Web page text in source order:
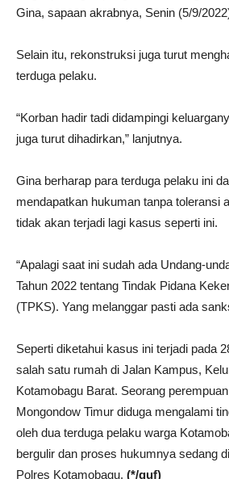
Gina, sapaan akrabnya, Senin (5/9/
Selain itu, rekonstruksi juga turut
terduga pelaku.
“Korban hadir tadi didampingi
juga turut dihadirkan,” lanjutnya.
Gina berharap para terduga pelaku ini
mendapatkan hukuman tanpa toleransi
tidak akan terjadi lagi kasus seperti ini.
“Apalagi saat ini sudah ada Undang-
Tahun 2022 tentang Tindak Pidana
(TPKS). Yang melanggar pasti ada
Seperti diketahui kasus ini terjadi pada
salah satu rumah di Jalan Kampus,
Kotamobagu Barat. Seorang
Mongondow Timur diduga mengalami
oleh dua terduga pelaku warga
bergulir dan proses hukumnya sedang
Polres Kotamobagu. (*/guf)